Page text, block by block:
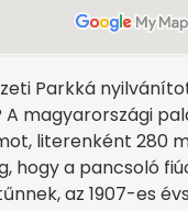
Parkká
magyarországi
literenként 280
hogy a pancsoló
az 1907-es